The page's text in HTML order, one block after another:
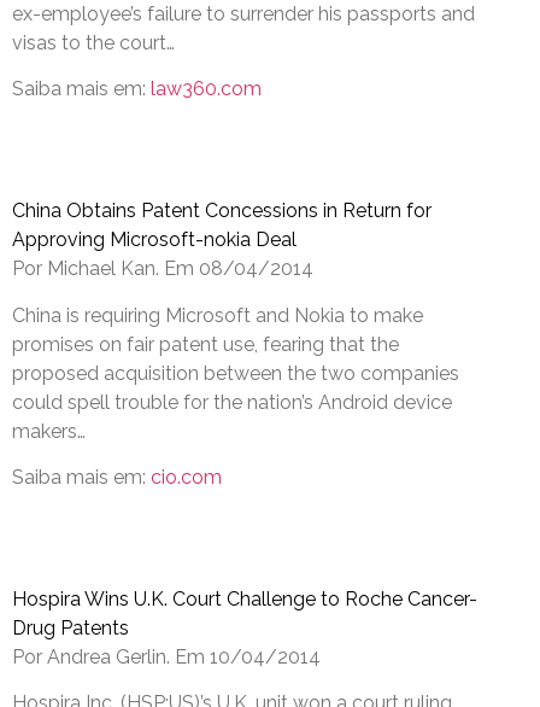
ex-employee’s failure to surrender his passports and
visas to the court…
Saiba mais em: law360.com
China Obtains Patent Concessions in Return for
Approving Microsoft-nokia Deal
Por Michael Kan. Em 08/04/2014
China is requiring Microsoft and Nokia to make
promises on fair patent use, fearing that the
proposed acquisition between the two companies
could spell trouble for the nation’s Android device
makers…
Saiba mais em: cio.com
Hospira Wins U.K. Court Challenge to Roche Cancer-
Drug Patents
Por Andrea Gerlin. Em 10/04/2014